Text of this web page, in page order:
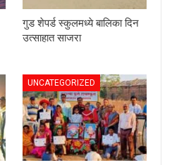
गुड शेपर्ड स्कुलमध्ये बालिका दिन
उत्साहात साजरा
UNCATEGORIZED